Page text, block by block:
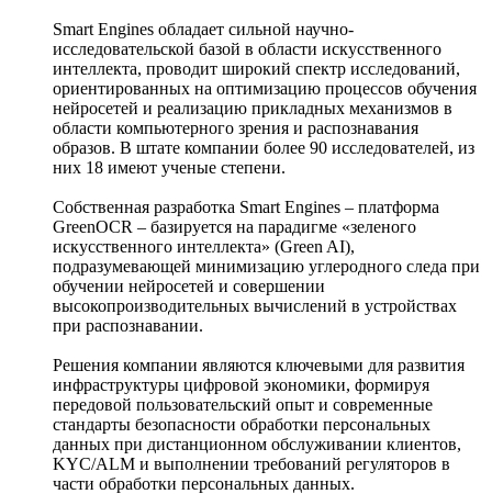
Smart Engines обладает сильной научно-
исследовательской базой в области искусственного
интеллекта, проводит широкий спектр исследований,
ориентированных на оптимизацию процессов обучения
нейросетей и реализацию прикладных механизмов в
области компьютерного зрения и распознавания
образов. В штате компании более 90 исследователей, из
них 18 имеют ученые степени.
Собственная разработка Smart Engines – платформа
GreenOCR – базируется на парадигме «зеленого
искусственного интеллекта» (Green AI),
подразумевающей минимизацию углеродного следа при
обучении нейросетей и совершении
высокопроизводительных вычислений в устройствах
при распознавании.
Решения компании являются ключевыми для развития
инфраструктуры цифровой экономики, формируя
передовой пользовательский опыт и современные
стандарты безопасности обработки персональных
данных при дистанционном обслуживании клиентов,
KYC/ALM и выполнении требований регуляторов в
части обработки персональных данных.